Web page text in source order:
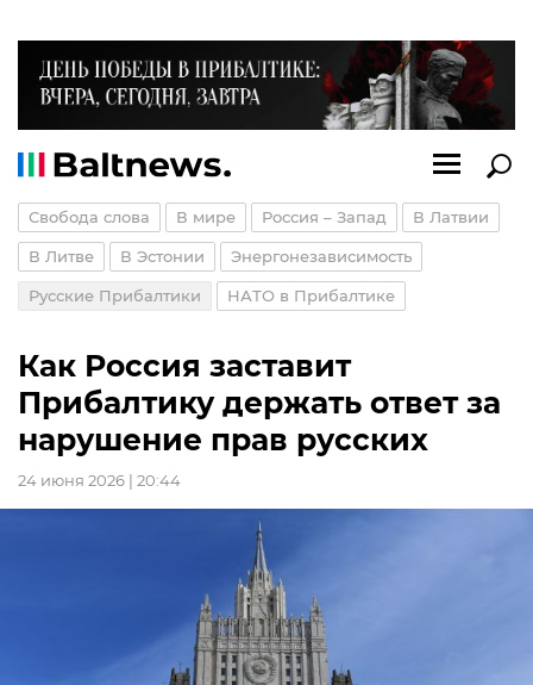
Свобода слова В мире Россия – Запад В Латвии
В Литве В Эстонии Энергонезависимость
Русские Прибалтики НАТО в Прибалтике
Как Россия заставит
Прибалтику держать ответ за
нарушение прав русских
24 июня 2026 | 20:44